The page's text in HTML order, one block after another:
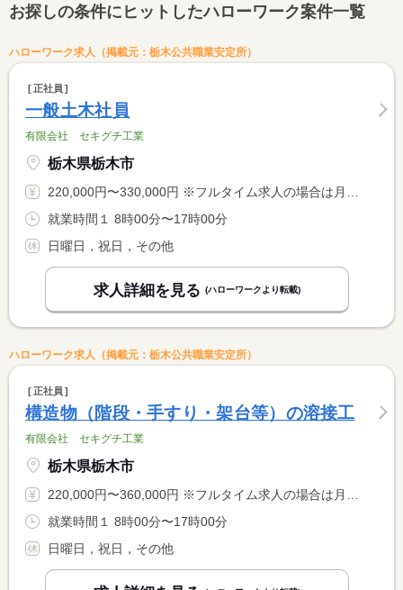
お探しの条件にヒットしたハローワーク案件一覧
ハローワーク求人（掲載元：栃木公共職業安定所）
正社員
一般土木社員
有限会社 セキグチ工業
栃木県栃木市
220,000円〜330,000円 ※フルタイム求人の場合は月額（換算額）、パート求人の場合は時間額を表示しています。
就業時間１ 8時00分〜17時00分
日曜日，祝日，その他
求人詳細を見る (ハローワークより転載)
ハローワーク求人（掲載元：栃木公共職業安定所）
正社員
構造物（階段・手すり・架台等）の溶接工
有限会社 セキグチ工業
栃木県栃木市
220,000円〜360,000円 ※フルタイム求人の場合は月額（換算額）、パート求人の場合は時間額を表示しています。
就業時間１ 8時00分〜17時00分
日曜日，祝日，その他